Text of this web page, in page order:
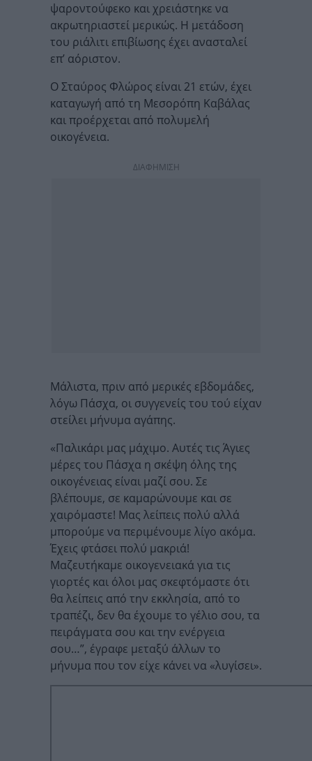
ψαροντούφεκο και χρειάστηκε να
ακρωτηριαστεί μερικώς. Η μετάδοση
του ριάλιτι επιβίωσης έχει ανασταλεί
επ’ αόριστον.
Ο Σταύρος Φλώρος είναι 21 ετών, έχει
καταγωγή από τη Μεσορόπη Καβάλας
και προέρχεται από πολυμελή
οικογένεια.
ΔΙΑΦΗΜΙΣΗ
Μάλιστα, πριν από μερικές εβδομάδες,
λόγω Πάσχα, οι συγγενείς του τού είχαν
στείλει μήνυμα αγάπης.
«Παλικάρι μας μάχιμο. Αυτές τις Άγιες
μέρες του Πάσχα η σκέψη όλης της
οικογένειας είναι μαζί σου. Σε
βλέπουμε, σε καμαρώνουμε και σε
χαιρόμαστε! Μας λείπεις πολύ αλλά
μπορούμε να περιμένουμε λίγο ακόμα.
Έχεις φτάσει πολύ μακριά!
Μαζευτήκαμε οικογενειακά για τις
γιορτές και όλοι μας σκεφτόμαστε ότι
θα λείπεις από την εκκλησία, από το
τραπέζι, δεν θα έχουμε το γέλιο σου, τα
πειράγματα σου και την ενέργεια
σου…”, έγραφε μεταξύ άλλων το
μήνυμα που τον είχε κάνει να «λυγίσει».